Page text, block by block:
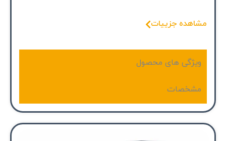
مشاهده جزییات
ویژگی های محصول
مشخصات